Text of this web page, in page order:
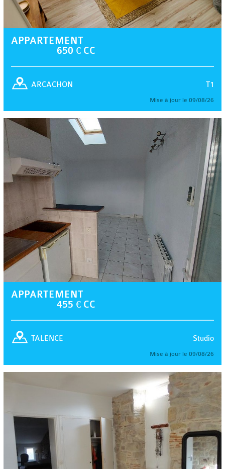
APPARTEMENT
650 € CC
T1
ARCACHON
Mise à jour le 09/08/26
APPARTEMENT
455 € CC
Studio
TALENCE
Mise à jour le 09/08/26